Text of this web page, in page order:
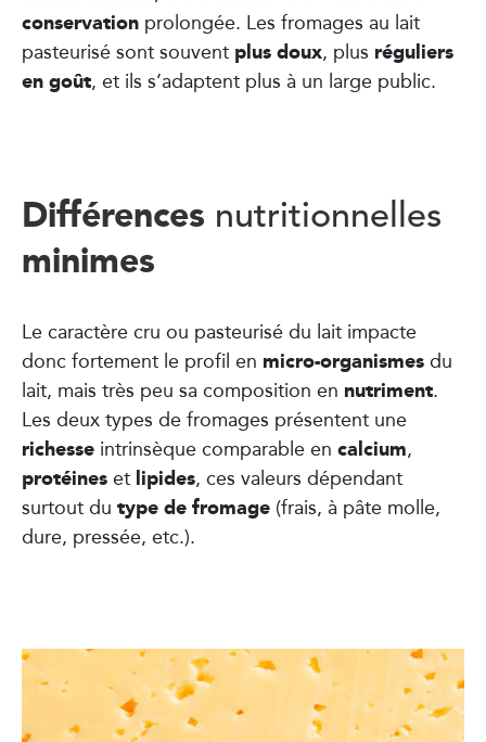
conservation prolongée. Les fromages au lait
pasteurisé sont souvent plus doux, plus réguliers
en goût, et ils s’adaptent plus à un large public.
Différences nutritionnelles
minimes
Le caractère cru ou pasteurisé du lait impacte
donc fortement le profil en micro-organismesdu
lait, mais très peu sa composition en nutriment.
Les deux types de fromages présentent une
richesse intrinsèque comparable en calcium,
protéineset lipides, ces valeurs dépendant
surtout du type de fromage (frais, à pâte molle,
dure, pressée, etc.).